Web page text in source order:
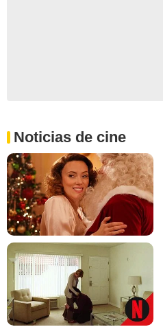
Noticias de cine